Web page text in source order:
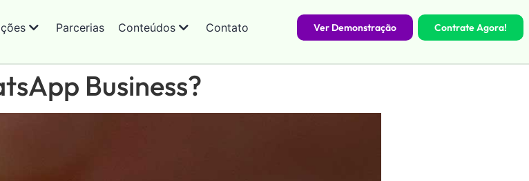
Parcerias Conteúdos Contato Ver Demonstração Contrate Agora!
Business?